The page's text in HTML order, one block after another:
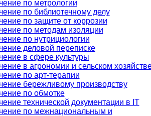
по метрологии
по библиотечному делу
по защите от коррозии
по методам изоляции
по нутрициологии
деловой переписке
в сфере культуры
в агрономии и сельском
по арт-терапии
бережливому производству
по обмотке
технической документации в IT
по межнациональным и